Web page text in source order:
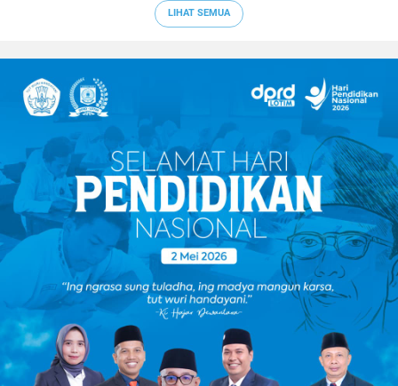
LIHAT SEMUA